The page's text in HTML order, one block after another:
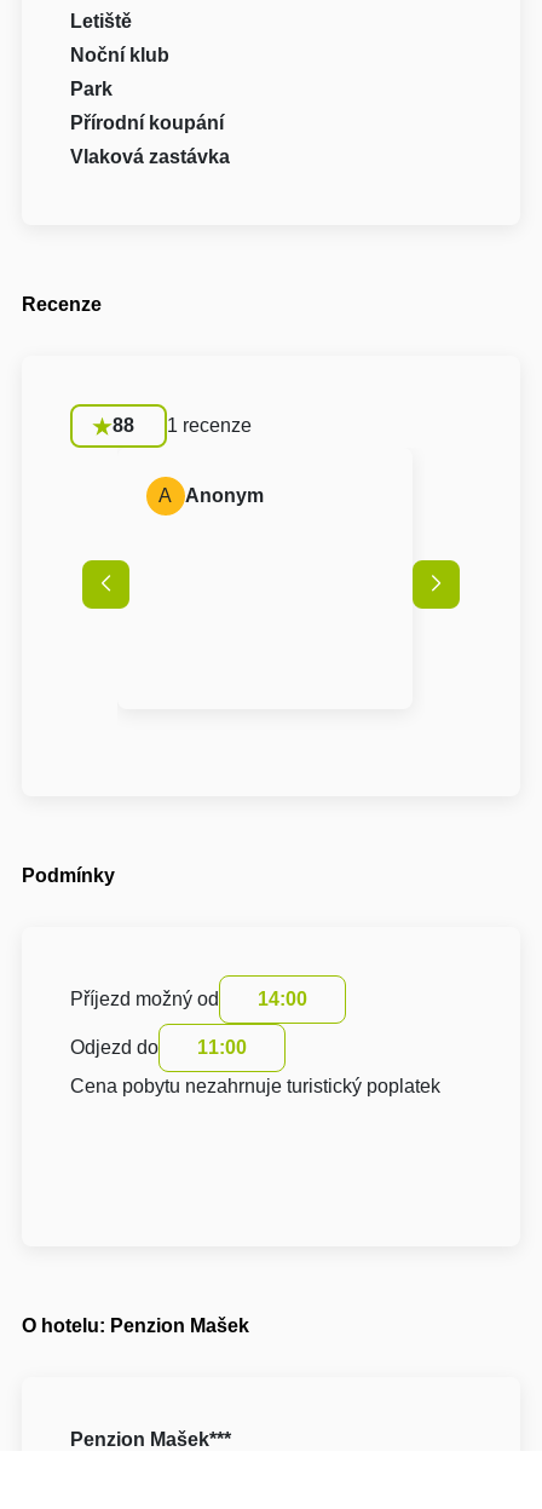
Letiště
Noční klub
Park
Přírodní koupání
Vlaková zastávka
Recenze
88 1 recenze
A Anonym
Podmínky
Příjezd možný od 14:00
Odjezd do
11:00
Cena pobytu nezahrnuje turistický poplatek
O hotelu: Penzion Mašek
Penzion Mašek***